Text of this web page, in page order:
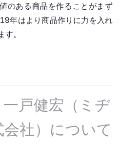
のある商品を作ることがまず
年はより商品作りに力を入れ
す。
戸健宏（ミヂ
会社）について